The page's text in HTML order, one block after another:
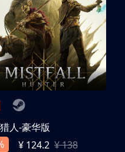
人-豪华版
¥ 124.2 ¥ 138